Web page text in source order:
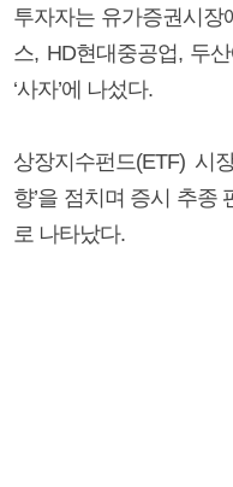
투자자는 유가증권시장
스, HD현대중공업, 두
‘사자’에 나섰다.
상장지수펀드(ETF) 시
향’을 점치며 증시 추종
로 나타났다.